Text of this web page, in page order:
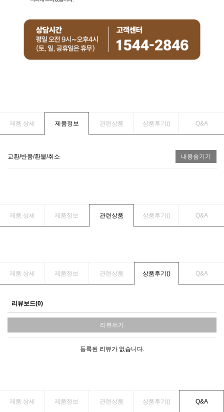
제품 상세 제품정보 관련상품 상품후기() Q&A
교환/반품/환불/취소 내용숨기기
제품 상세 제품정보 관련상품 상품후기() Q&A
제품 상세 제품정보 관련상품 상품후기() Q&A
리뷰보드(0)
리뷰쓰기
등록된 리뷰가 없습니다.
제품 상세 제품정보 관련상품 상품후기() Q&A